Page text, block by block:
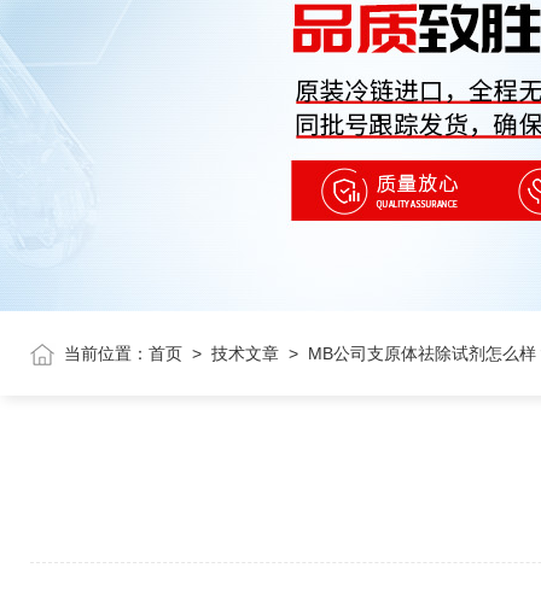
当前位置： 首页 > 技术文章 > MB公司支原体祛除试剂怎么样